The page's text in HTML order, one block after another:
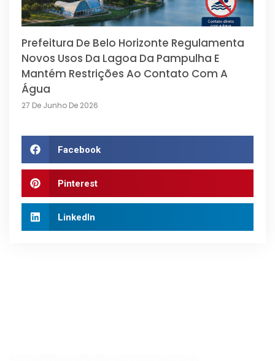
Prefeitura De Belo Horizonte Regulamenta
Novos Usos Da Lagoa Da Pampulha E
Mantém Restrições Ao Contato Com A
Água
27 De Junho De 2026
Facebook
Pinterest
LinkedIn